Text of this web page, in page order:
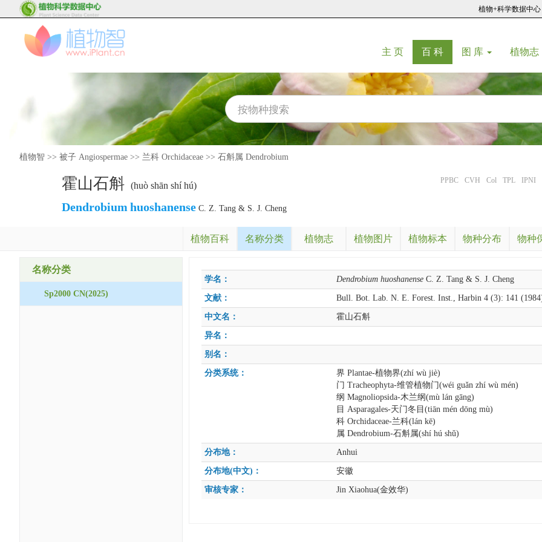
植物+科学数据中心
主 页(current)
百 科(current)
图 库 植物志
植物智 >> 被子 Angiospermae >> 兰科 Orchidaceae >> 石斛属 Dendrobium
霍山石斛 (huò shān shí hú) PPBC CVH Col TPL IPNI
Dendrobium huoshanense C. Z. Tang & S. J. Cheng
植物百科 名称分类 植物志 植物图片 植物标本 物种分布 物种
名称分类
Sp2000 CN(2025)
学名： Dendrobium huoshanense C. Z. Tang & S. J. Cheng
文献： Bull. Bot. Lab. N. E. Forest. Inst., Harbin 4 (3): 141
中文名： 霍山石斛
异名：
别名：
分类系统：
界 Plantae-植物界(zhí wù jiè)
门 Tracheophyta-维管植物门(wéi guǎn zhí wù mén)
纲 Magnoliopsida-木兰纲(mù lán gāng)
目 Asparagales-天门冬目(tiān mén dōng mù)
科 Orchidaceae-兰科(lán kē)
属 Dendrobium-石斛属(shí hú shǔ)
分布地： Anhui
分布地(中文)： 安徽
审核专家： Jin Xiaohua(金效华)